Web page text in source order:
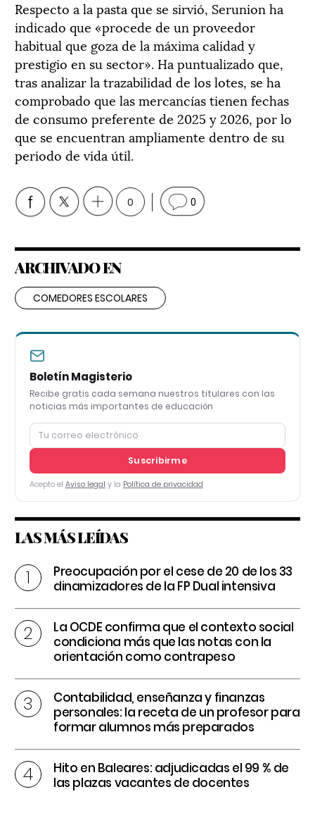
Respecto a la pasta que se sirvió, Serunion ha
indicado que «procede de un proveedor
habitual que goza de la máxima calidad y
prestigio en su sector». Ha puntualizado que,
tras analizar la trazabilidad de los lotes, se ha
comprobado que las mercancías tienen fechas
de consumo preferente de 2025 y 2026, por lo
que se encuentran ampliamente dentro de su
periodo de vida útil.
0 0
ARCHIVADO EN
COMEDORES ESCOLARES
Boletín Magisterio
Recibe gratis cada semana nuestros titulares con las
noticias más importantes de educación
Suscribirme
Acepto el Aviso legal y la Política de privacidad
LAS MÁS LEÍDAS
Preocupación por el cese de 20 de los 33
dinamizadores de la FP Dual intensiva
La OCDE confirma que el contexto social
condiciona más que las notas con la
orientación como contrapeso
Contabilidad, enseñanza y finanzas
personales: la receta de un profesor para
formar alumnos más preparados
Hito en Baleares: adjudicadas el 99 % de
las plazas vacantes de docentes